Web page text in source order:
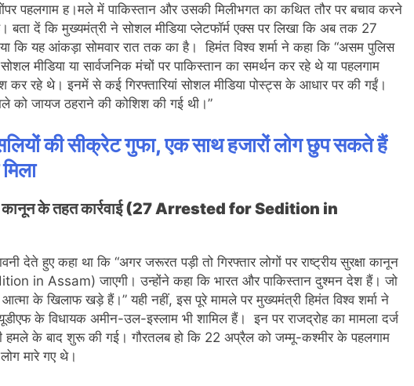
पहलगाम ह।मले में पाकिस्तान और उसकी मिलीभगत का कथित तौर पर बचाव करने
बता दें कि मुख्यमंत्री ने सोशल मीडिया प्लेटफॉर्म एक्स पर लिखा कि अब तक 27
कि यह आंकड़ा सोमवार रात तक का है। हिमंत विश्व शर्मा ने कहा कि “असम पुलिस
मीडिया या सार्वजनिक मंचों पर पाकिस्तान का समर्थन कर रहे थे या पहलगाम
कर रहे थे। इनमें से कई गिरफ्तारियां सोशल मीडिया पोस्ट्स के आधार पर की गईं।
को जायज ठहराने की कोशिश की गई थी।”
की सीक्रेट गुफा, एक साथ हजारों लोग छुप सकते हैं
कानून के तहत कार्रवाई (27 Arrested for Sedition in
देते हुए कहा था कि “अगर जरूरत पड़ी तो गिरफ्तार लोगों पर राष्ट्रीय सुरक्षा कानून
in Assam) जाएगी। उन्होंने कहा कि भारत और पाकिस्तान दुश्मन देश हैं। जो
के खिलाफ खड़े हैं।” यही नहीं, इस पूरे मामले पर मुख्यमंत्री हिमंत विश्व शर्मा ने
के विधायक अमीन-उल-इस्लाम भी शामिल हैं। इन पर राजद्रोह का मामला दर्ज
हमले के बाद शुरू की गई। गौरतलब हो कि 22 अप्रैल को जम्मू-कश्मीर के पहलगाम
मारे गए थे।